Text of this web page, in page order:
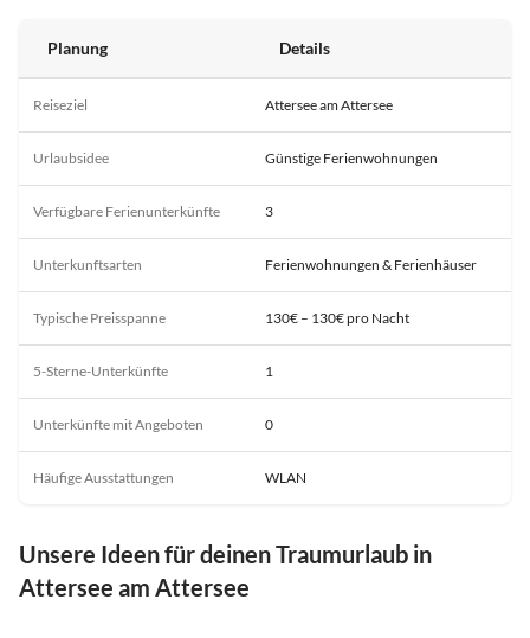
Planung Details
Reiseziel Attersee am Attersee
Urlaubsidee Günstige Ferienwohnungen
Verfügbare Ferienunterkünfte 3
Unterkunftsarten Ferienwohnungen & Ferienhäuser
Typische Preisspanne 130€ – 130€ pro Nacht
5-Sterne-Unterkünfte 1
Unterkünfte mit Angeboten 0
Häufige Ausstattungen WLAN
Unsere Ideen für deinen Traumurlaub in
Attersee am Attersee